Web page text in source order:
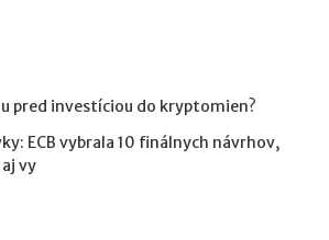
pred investíciou do kryptomien?
ECB vybrala 10 finálnych návrhov,
vy